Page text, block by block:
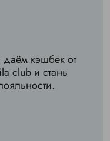
кэшбек от
club и стань